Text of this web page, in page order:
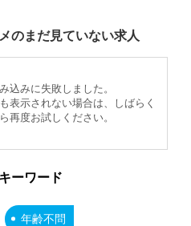
のまだ見ていない求人
込みに失敗しました。
表示されない場合は、しばらく
再度お試しください。
ーワード
年齢不問